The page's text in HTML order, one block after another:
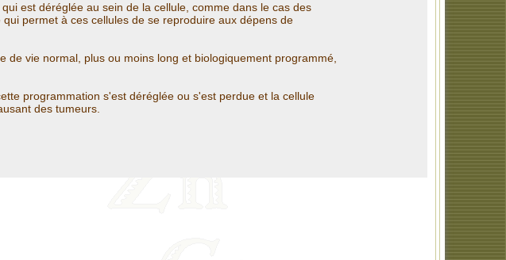
est déréglée au sein de la cellule, comme dans le cas des
permet à ces cellules de se reproduire aux dépens de
de vie normal, plus ou moins long et biologiquement programmé,
programmation s'est déréglée ou s'est perdue et la cellule
des tumeurs.